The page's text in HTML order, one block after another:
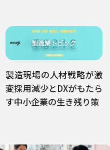
製造現場の人材戦略が激
変――採用減少とDXがもたら
す中小企業の生き残り策